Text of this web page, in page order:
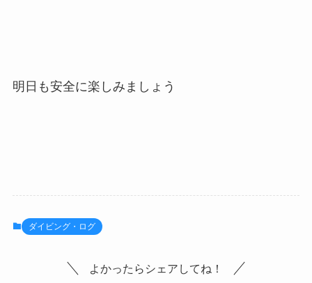
明日も安全に楽しみましょう
ダイビング・ログ
よかったらシェアしてね！